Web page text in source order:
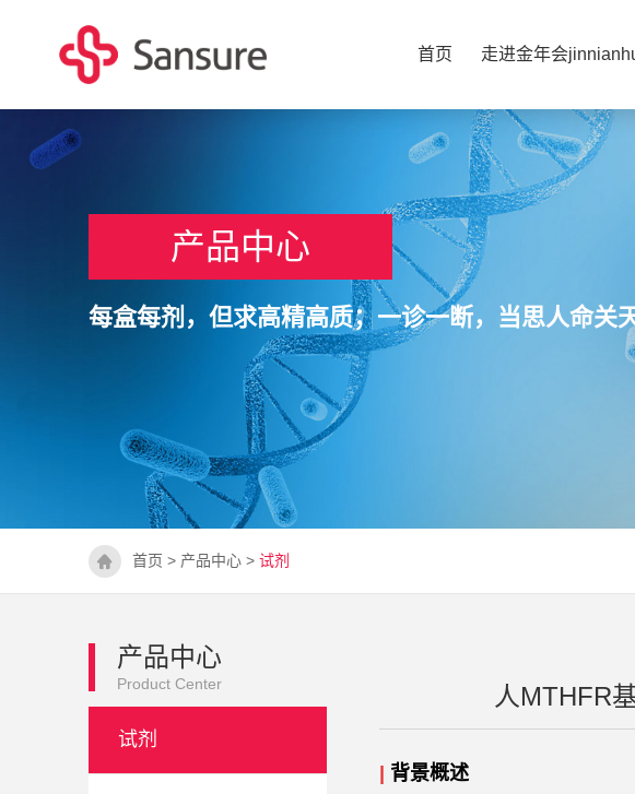
首页 走进金年会
产品中心
每盒每剂，但求高精高质；一诊一断，当思人命关
首页 > 产品中心> 试剂
产品中心
Product Center
试剂
人MTHFR
| 背景概述